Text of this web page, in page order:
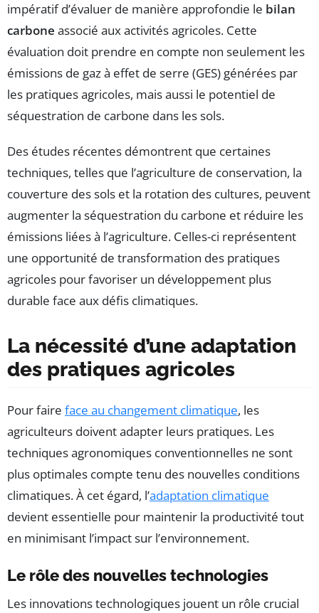
impératif d’évaluer de manière approfondie le bilan
carbone associé aux activités agricoles. Cette
évaluation doit prendre en compte non seulement les
émissions de gaz à effet de serre (GES) générées par
les pratiques agricoles, mais aussi le potentiel de
séquestration de carbone dans les sols.
Des études récentes démontrent que certaines
techniques, telles que l’agriculture de conservation, la
couverture des sols et la rotation des cultures, peuvent
augmenter la séquestration du carbone et réduire les
émissions liées à l’agriculture. Celles-ci représentent
une opportunité de transformation des pratiques
agricoles pour favoriser un développement plus
durable face aux défis climatiques.
La nécessité d’une adaptation
des pratiques agricoles
Pour faire face au changement climatique, les
agriculteurs doivent adapter leurs pratiques. Les
techniques agronomiques conventionnelles ne sont
plus optimales compte tenu des nouvelles conditions
climatiques. À cet égard, l’adaptation climatique
devient essentielle pour maintenir la productivité tout
en minimisant l’impact sur l’environnement.
Le rôle des nouvelles technologies
Les innovations technologiques jouent un rôle crucial